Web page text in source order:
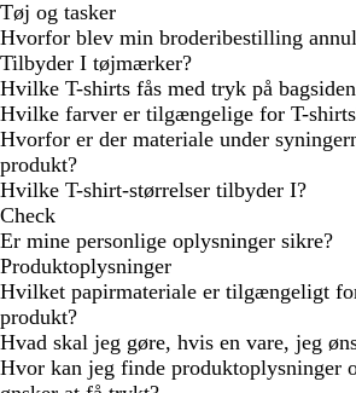
Tøj og tasker
Hvorfor blev min broderibestilling
Tilbyder I tøjmærker?
Hvilke T-shirts fås med tryk på
Hvilke farver er tilgængelige for T-
Hvorfor er der materiale under
produkt?
Hvilke T-shirt-størrelser tilbyder I?
Check
Er mine personlige oplysninger sikre?
Produktoplysninger
Hvilket papirmateriale er tilgængeligt
produkt?
Hvad skal jeg gøre, hvis en vare, jeg
Hvor kan jeg finde produktoplysninger